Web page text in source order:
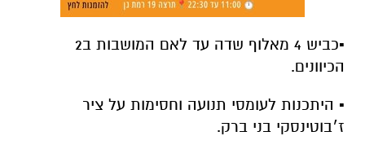
אולי יעניין אותך גם